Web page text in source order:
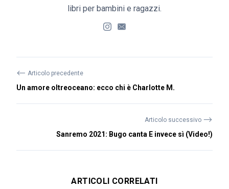
libri per bambini e ragazzi.
⟵ Articolo precedente
Un amore oltreoceano: ecco chi è Charlotte M.
Articolo successivo ⟶
Sanremo 2021: Bugo canta E invece sì (Video!)
ARTICOLI CORRELATI